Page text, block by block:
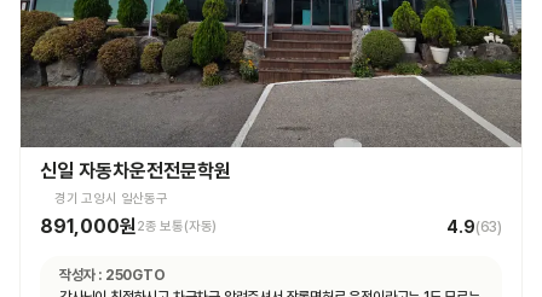
신일 자동차운전전문학원
경기 고양시 일산동구
891,000원 2종 보통(자동) 4.9(63)
작성자 : 250GTO